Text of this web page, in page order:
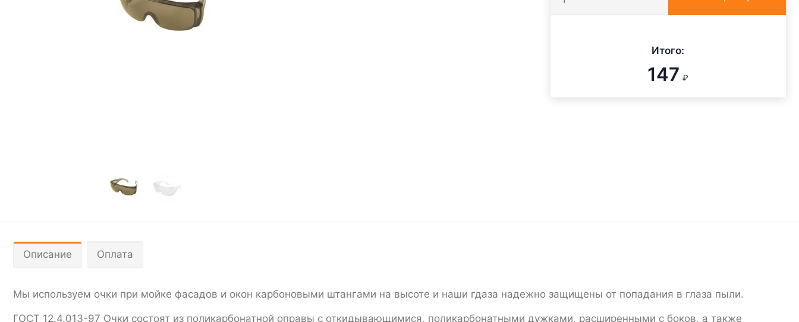
Итого:
147 ₽
Описание Оплата
Мы используем очки при мойке фасадов и окон карбоновыми штангами на высоте и наши гдаза надежно защищены от попадания в глаза пыли.
ГОСТ 12.4.013-97 Очки состоят из поликарбонатной оправы с откидывающимися, поликарбонатными дужками, расширенными с боков, а также